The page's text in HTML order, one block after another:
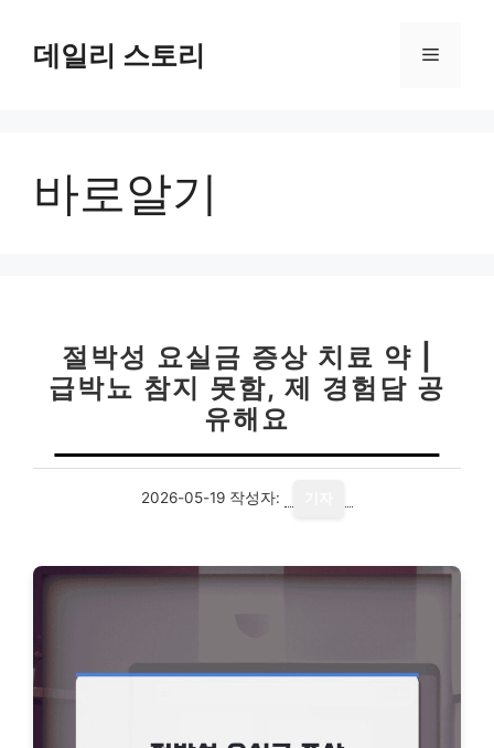
데일리 스토리 메
바로알기
절박성 요실금 증상 치료 약 |
급박뇨 참지 못함, 제 경험담 공
유해요
2026-05-19 작성자: